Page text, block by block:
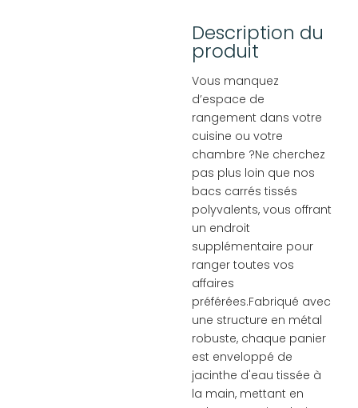
Description du
produit
Vous manquez
d’espace de
rangement dans votre
cuisine ou votre
chambre ?Ne cherchez
pas plus loin que nos
bacs carrés tissés
polyvalents, vous offrant
un endroit
supplémentaire pour
ranger toutes vos
affaires
préférées.Fabriqué avec
une structure en métal
robuste, chaque panier
est enveloppé de
jacinthe d'eau tissée à
la main, mettant en